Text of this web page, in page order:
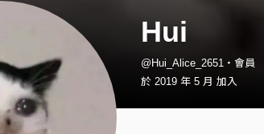
Hui
@Hui_Alice_2651・會員
於 2019 年 5 月 加入